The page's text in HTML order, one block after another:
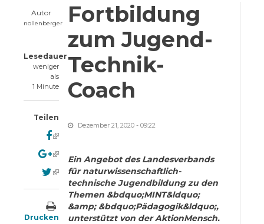
Autor
nollenberger
Lesedauer
weniger
als
1 Minute
Teilen
(link is external)
(link is external)
(link is external)
Drucken
Fortbildung
zum Jugend-
Technik-
Coach
Dezember 21, 2020 - 09:22
Ein Angebot des Landesverbands
für naturwissenschaftlich-
technische Jugendbildung zu den
Themen &bdquo;MINT&ldquo;
&amp; &bdquo;Pädagogik&ldquo;,
unterstützt von der AktionMensch.